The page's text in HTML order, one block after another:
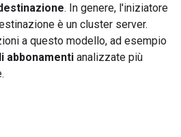
. In genere, l'iniziatore
è un cluster server.
a questo modello, ad esempio
abbonamenti analizzate più